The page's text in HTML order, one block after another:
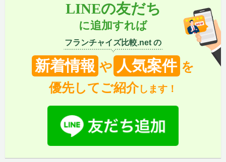
LINEの友だち
に追加すれば
フランチャイズ比較.net の
新着情報 や 人気案件 を
優先してご紹介します！